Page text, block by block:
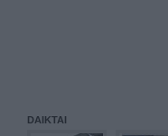
DAIKTAI